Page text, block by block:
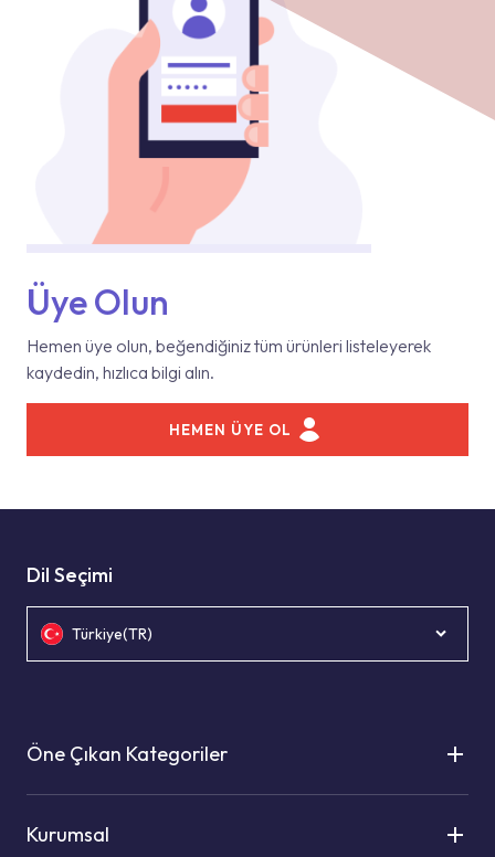
Üye Olun
Hemen üye olun, beğendiğiniz tüm ürünleri listeleyerek
kaydedin, hızlıca bilgi alın.
HEMEN ÜYE OL
Dil Seçimi
Türkiye(TR)
Öne Çıkan Kategoriler
Kurumsal